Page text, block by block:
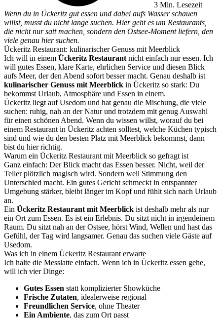
3 Min. Lesezeit
Wenn du in Ückeritz gut essen und dabei aufs Wasser schauen
willst, musst du nicht lange suchen. Hier geht es um Restaurants,
die nicht nur satt machen, sondern den Ostsee-Moment liefern, den
viele genau hier suchen.
Ückeritz Restaurant: kulinarischer Genuss mit Meerblick
Ich will in einem Ückeritz Restaurant nicht einfach nur essen. Ich
will gutes Essen, klare Karte, ehrlichen Service und diesen Blick
aufs Meer, der den Abend sofort besser macht. Genau deshalb ist
kulinarischer Genuss mit Meerblick in Ückeritz so stark: Du
bekommst Urlaub, Atmosphäre und Essen in einem.
Ückeritz liegt auf Usedom und hat genau die Mischung, die viele
suchen: ruhig, nah an der Natur und trotzdem mit genug Auswahl
für einen schönen Abend. Wenn du wissen willst, worauf du bei
einem Restaurant in Ückeritz achten solltest, welche Küchen typisch
sind und wie du den besten Platz mit Meerblick bekommst, dann
bist du hier richtig.
Warum ein Ückeritz Restaurant mit Meerblick so gefragt ist
Ganz einfach: Der Blick macht das Essen besser. Nicht, weil der
Teller plötzlich magisch wird. Sondern weil Stimmung den
Unterschied macht. Ein gutes Gericht schmeckt in entspannter
Umgebung stärker, bleibt länger im Kopf und fühlt sich nach Urlaub
an.
Ein Ückeritz Restaurant mit Meerblick ist deshalb mehr als nur
ein Ort zum Essen. Es ist ein Erlebnis. Du sitzt nicht in irgendeinem
Raum. Du sitzt nah an der Ostsee, hörst Wind, Wellen und hast das
Gefühl, der Tag wird langsamer. Genau das suchen viele Gäste auf
Usedom.
Was ich in einem Ückeritz Restaurant erwarte
Ich halte die Messlatte einfach. Wenn ich in Ückeritz essen gehe,
will ich vier Dinge:
Gutes Essen statt komplizierter Showküche
Frische Zutaten, idealerweise regional
Freundlichen Service, ohne Theater
Ein Ambiente, das zum Ort passt